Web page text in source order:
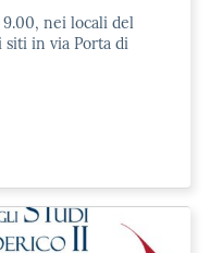
nei locali del
in via Porta di